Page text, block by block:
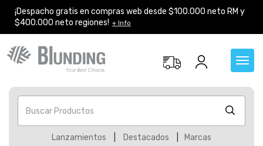
¡Despacho gratis en compras web desde $100.000 neto RM y
$400.000 neto regiones! + Info
Buscar Productos
Lanzamientos Destacados Marcas